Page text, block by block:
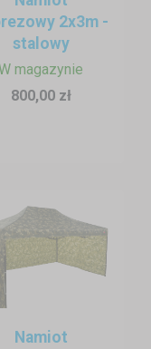
to zrobić w ciągu
nie stracisz
2x3m -
stalowy
magazynie
800,00 zł
Namiot